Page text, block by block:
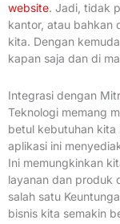
website. Jadi, tidak
kantor, atau bahkan
kita. Dengan
kapan saja dan di
Integrasi dengan
Teknologi memang
betul kebutuhan kita
aplikasi ini
Ini memungkinkan
layanan dan produk
salah satu
bisnis kita semakin